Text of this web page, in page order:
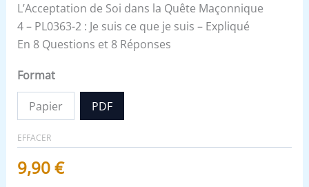
L’Acceptation de Soi dans la Quête Maçonnique
4 – PL0363-2 : Je suis ce que je suis – Expliqué
En 8 Questions et 8 Réponses
Format
Papier PDF
EFFACER
9,90€